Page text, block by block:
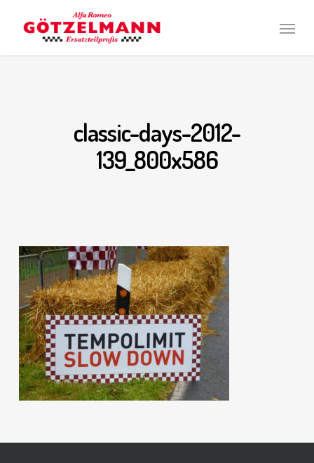
Menu
classic-days-2012-
139_800x586